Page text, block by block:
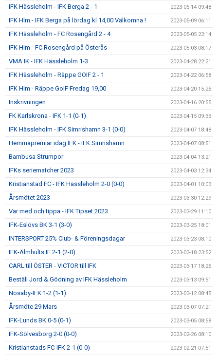
IFK Hässleholm - IFK Berga 2 - 1 2023-05-14 09:48
IFK Hlm - IFK Berga på lördag kl 14,00 Välkomna ! 2023-05-09 06:11
IFK Hässleholm - FC Rosengård 2 - 4 2023-05-05 22:14
IFK Hlm - FC Rosengård på Österås 2023-05-03 08:17
VMA IK - IFK Hässleholm 1-3 2023-04-28 22:21
IFK Hässleholm - Räppe GOIF 2 - 1 2023-04-22 06:58
IFK Hlm - Räppe GoIF Fredag 19,00 2023-04-20 15:25
Inskrivningen 2023-04-16 20:55
FK Karlskrona - IFK 1-1 (0-1) 2023-04-15 09:33
IFK Hässleholm - IFK Simrishamn 3-1 (0-0) 2023-04-07 18:48
Hemmapremiär idag IFK - IFK Simrishamn 2023-04-07 08:51
Bambusa Strumpor 2023-04-04 13:21
IFKs seriematcher 2023 2023-04-03 12:34
Kristianstad FC - IFK Hässleholm 2-0 (0-0) 2023-04-01 10:03
Årsmötet 2023 2023-03-30 12:29
Var med och tippa - IFK Tipset 2023 2023-03-29 11:10
IFK-Eslövs BK 3-1 (3-0) 2023-03-25 18:01
INTERSPORT 25% Club- & Föreningsdagar 2023-03-23 08:10
IFK-Älmhults IF 2-1 (2-0) 2023-03-18 23:52
CARL till ÖSTER - VICTOR till IFK 2023-03-17 18:25
Beställ Jord & Gödning av IFK Hässleholm 2023-03-13 09:51
Nosaby-IFK 1-2 (1-1) 2023-03-12 08:45
Årsmöte 29 Mars 2023-03-07 07:21
IFK-Lunds BK 0-5 (0-1) 2023-03-05 08:58
IFK-Sölvesborg 2-0 (0-0) 2023-02-26 08:10
Kristianstads FC-IFK 2-1 (0-0) 2023-02-21 07:51